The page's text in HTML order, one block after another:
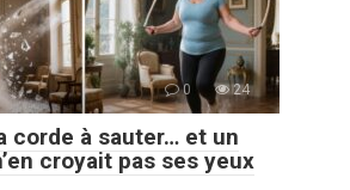
0 24
corde à sauter… et un
croyait pas ses yeux